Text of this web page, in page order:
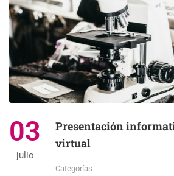
03
julio
Presentación
virtual
Categorías